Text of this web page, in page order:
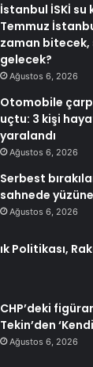
İstanbul İSKİ su
Temmuz
zaman bitecek,
gelecek?
Ağustos 6, 2026
Otomobile
uçtu: 3 kişi
yaralandı
Ağustos 6, 2026
Serbest
sahnede
Ağustos 6, 2026
Politikası,
CHP’deki
Tekin’den
Ağustos 6, 2026